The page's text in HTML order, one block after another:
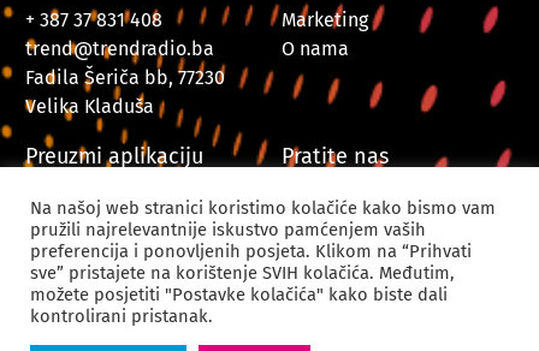
+ 387 37 831 408
trend@trendradio.ba
Fadila Šeriča bb, 77230
Velika Kladuša
Marketing
O nama
Preuzmi aplikaciju Pratite nas
© 2024. Trend Radio Velika Kladuša. Sva prava zadržana.
Na našoj web stranici koristimo kolačiće kako bismo vam
pružili najrelevantnije iskustvo pamćenjem vaših
preferencija i ponovljenih posjeta. Klikom na “Prihvati
sve” pristajete na korištenje SVIH kolačića. Međutim,
možete posjetiti "Postavke kolačića" kako biste dali
kontrolirani pristanak.